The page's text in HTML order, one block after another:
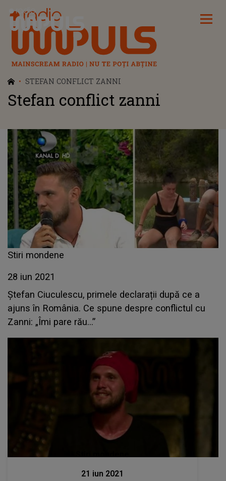
Radio Impuls
STEFAN CONFLICT ZANNI
Stefan conflict zanni
Stiri mondene
28 iun 2021
Ștefan Ciuculescu, primele declarații după ce a
ajuns în România. Ce spune despre conflictul cu
Zanni: „Îmi pare rău...”
21 iun 2021